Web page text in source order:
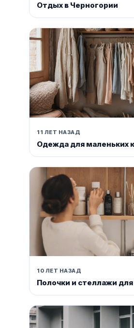
Отдых в Черногории
11 ЛЕТ НАЗАД
Одежда для маленьких
10 ЛЕТ НАЗАД
Полочки и стеллажи